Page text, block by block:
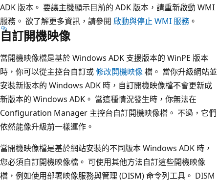
ADK 版本。 要讓主機顯示目前的 ADK 版本，請重新啟動 WMI
服務。 欲了解更多資訊，請參閱 啟動與停止 WMI 服務 。
自訂開機映像
當開機映像檔是基於 Windows ADK 支援版本的 WinPE 版本
時，你可以從主控台自訂或修改開機映像檔。 當你升級網站並
安裝新版本的 Windows ADK 時，自訂開機映像檔不會更新成
新版本的 Windows ADK。 當這種情況發生時，你無法在
Configuration Manager 主控台自訂開機映像檔。 不過，它們
依然能像升級前一樣運作。
當開機映像檔是基於網站安裝的不同版本 Windows ADK 時，
您必須自訂開機映像檔。 可使用其他方法自訂這些開機映像
檔，例如使用部署映像服務與管理 (DISM) 命令列工具。 DISM